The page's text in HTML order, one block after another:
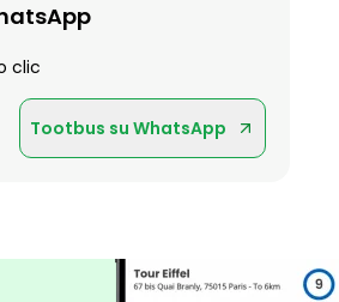
clic
Tootbus su WhatsApp